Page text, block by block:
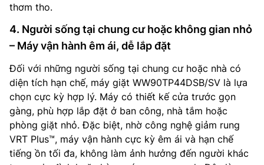
thơm tho.
4. Người sống tại chung cư hoặc không gian nhỏ
– Máy vận hành êm ái, dễ lắp đặt
Đối với những người sống tại chung cư hoặc nhà có
diện tích hạn chế, máy giặt WW90TP44DSB/SV là lựa
chọn cực kỳ hợp lý. Máy có thiết kế cửa trước gọn
gàng, phù hợp lắp đặt ở ban công, nhà tắm hoặc
phòng giặt nhỏ. Đặc biệt, nhờ công nghệ giảm rung
VRT Plus™, máy vận hành cực kỳ êm ái và hạn chế
tiếng ồn tối đa, không làm ảnh hưởng đến người khác